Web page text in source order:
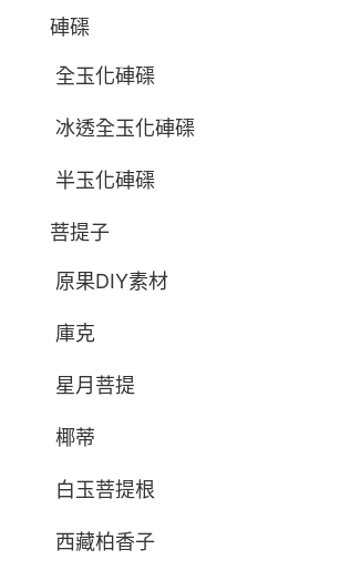
硨磲
全玉化硨磲
冰透全玉化硨磲
半玉化硨磲
菩提子
原果DIY素材
庫克
星月菩提
椰蒂
白玉菩提根
西藏柏香子